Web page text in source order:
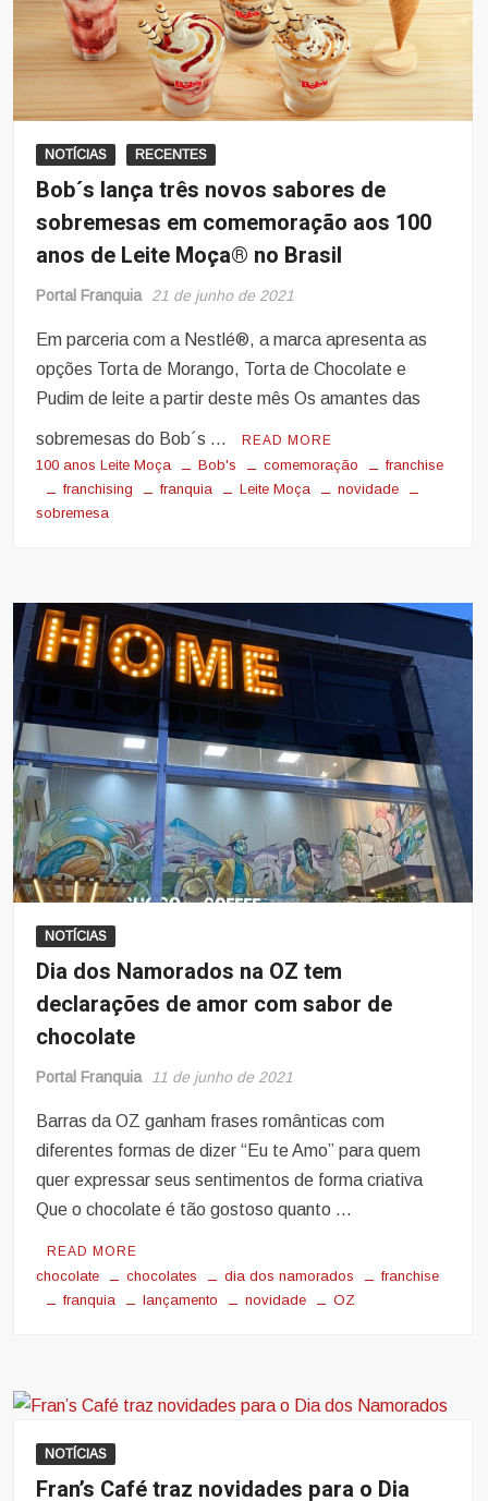
NOTÍCIAS RECENTES
Bob´s lança três novos sabores de
sobremesas em comemoração aos 100
anos de Leite Moça® no Brasil
Portal Franquia 21 de junho de 2021
Em parceria com a Nestlé®, a marca apresenta as
opções Torta de Morango, Torta de Chocolate e
Pudim de leite a partir deste mês Os amantes das
sobremesas do Bob´s … READ MORE
100 anos Leite Moça Bob's comemoração
franchise
franchising
franquia Leite Moça
novidade
sobremesa
NOTÍCIAS
Dia dos Namorados na OZ tem
declarações de amor com sabor de
chocolate
Portal Franquia 11 de junho de 2021
Barras da OZ ganham frases românticas com
diferentes formas de dizer “Eu te Amo” para quem
quer expressar seus sentimentos de forma criativa
Que o chocolate é tão gostoso quanto …
READ MORE
chocolate chocolates dia dos namorados
franchise
franquia
lançamento novidade OZ
NOTÍCIAS
Fran’s Café traz novidades para o Dia